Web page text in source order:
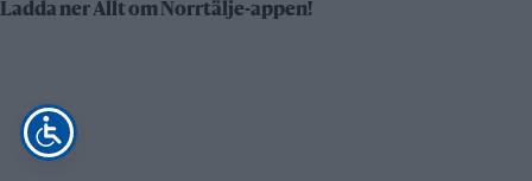
Ladda ner Allt om Norrtälje-appen!